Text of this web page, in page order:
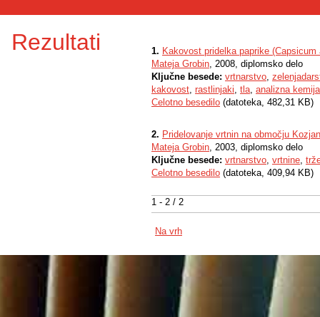
Rezultati
1 - 2 / 2
1. Kakovost pridelka paprike
Mateja Grobin, 2008, diplomsko delo
Ključne besede: vrtnarstvo,
kakovost, rastlinjaki, tla, analizna kemija
Celotno besedilo (datoteka, 482,31 KB)
2. Pridelovanje vrtnin na območju
Mateja Grobin, 2003, diplomsko delo
Ključne besede: vrtnarstvo, vrtnine,
Celotno besedilo (datoteka, 409,94 KB)
Na vrh